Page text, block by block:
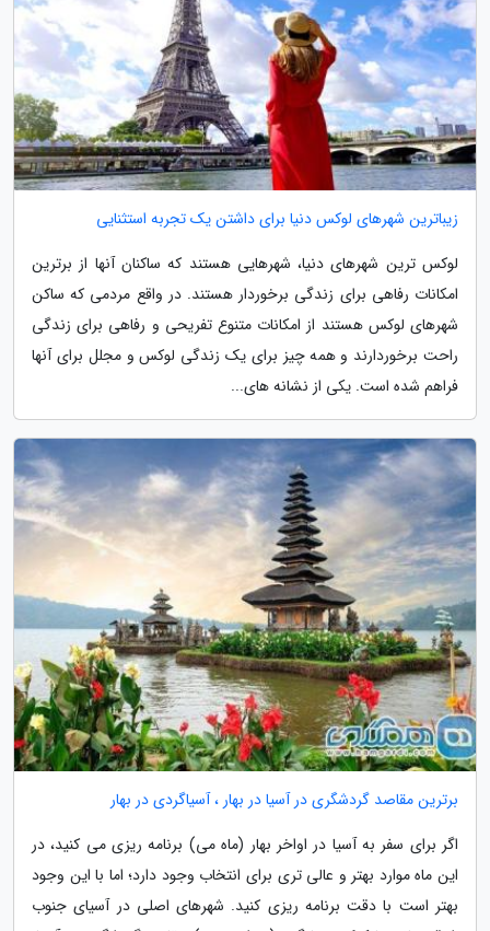
زیباترین شهرهای لوکس دنیا برای داشتن یک تجربه استثنایی
لوکس ترین شهرهای دنیا، شهرهایی هستند که ساکنان آنها از برترین
امکانات رفاهی برای زندگی برخوردار هستند. در واقع مردمی که ساکن
شهرهای لوکس هستند از امکانات متنوع تفریحی و رفاهی برای زندگی
راحت برخوردارند و همه چیز برای یک زندگی لوکس و مجلل برای آنها
فراهم شده است. یکی از نشانه های...
برترین مقاصد گردشگری در آسیا در بهار ، آسیاگردی در بهار
اگر برای سفر به آسیا در اواخر بهار (ماه می) برنامه ریزی می کنید، در
این ماه موارد بهتر و عالی تری برای انتخاب وجود دارد؛ اما با این وجود
بهتر است با دقت برنامه ریزی کنید. شهرهای اصلی در آسیای جنوب